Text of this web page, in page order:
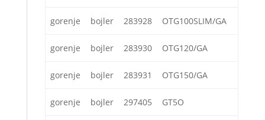
gorenje bojler 283928 OTG100SLIM/GA
gorenje bojler 283930 OTG120/GA
gorenje bojler 283931 OTG150/GA
gorenje bojler 297405 GT5O